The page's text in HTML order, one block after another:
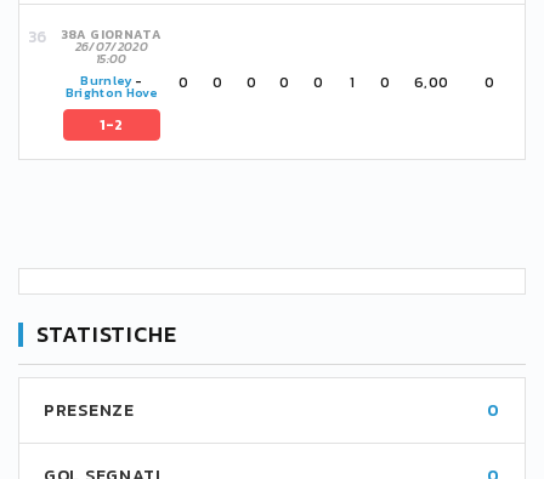
38A GIORNATA
26/07/2020
15:00
Burnley-
Brighton Hove
1-2
0 0 0 0 0 1 0 6,00 0
STATISTICHE
PRESENZE 0